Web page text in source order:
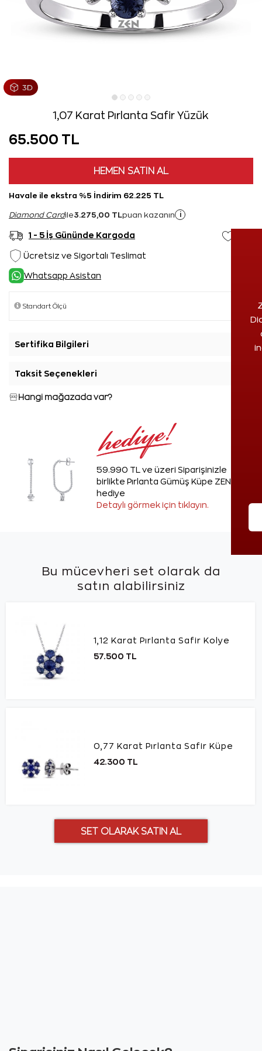
1,07 Karat Pırlanta Safir Yüzük
65.500 TL
HEMEN SATIN AL
Havale ile ekstra %5 İndirim 62.225 TL
Diamond Cardile3.275,00 TL puan kazanın i
1 - 5 İş Gününde Kargoda
Ücretsiz ve Sigortalı Teslimat
Whatsapp Asistan
Sertifika Bilgileri
Taksit Seçenekleri
Hangi mağazada var?
59.990 TL ve üzeri Siparişinizle
birlikte Pırlanta Gümüş Küpe ZEN'den
hediye
Detaylı görmek için tıklayın.
Bu mücevheri set olarak da
satın alabilirsiniz
1,12 Karat Pırlanta Safir Kolye
57.500 TL
0,77 Karat Pırlanta Safir Küpe
42.300 TL